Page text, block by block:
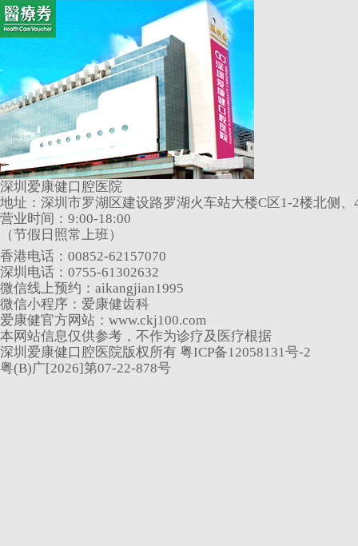
深圳爱康健口腔医院
地址：深圳市罗湖区建设路罗湖火车站大楼C区1-2楼北侧、
营业时间：9:00-18:00
（节假日照常上班）
香港电话：00852-62157070
深圳电话：0755-61302632
微信线上预约：aikangjian1995
微信小程序：爱康健齿科
爱康健官方网站：www.ckj100.com
本网站信息仅供参考，不作为诊疗及医疗根据
深圳爱康健口腔医院版权所有 粤ICP备12058131号-2
粤(B)广[2026]第07-22-878号